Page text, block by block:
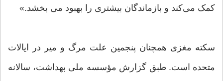
کمک می‌کند و بازماندگان بیشتری را بهبود می بخشد.»
سکته مغزی همچنان پنجمین علت مرگ و میر در ایالات
متحده است. طبق گزارش مؤسسه ملی بهداشت، سالانه